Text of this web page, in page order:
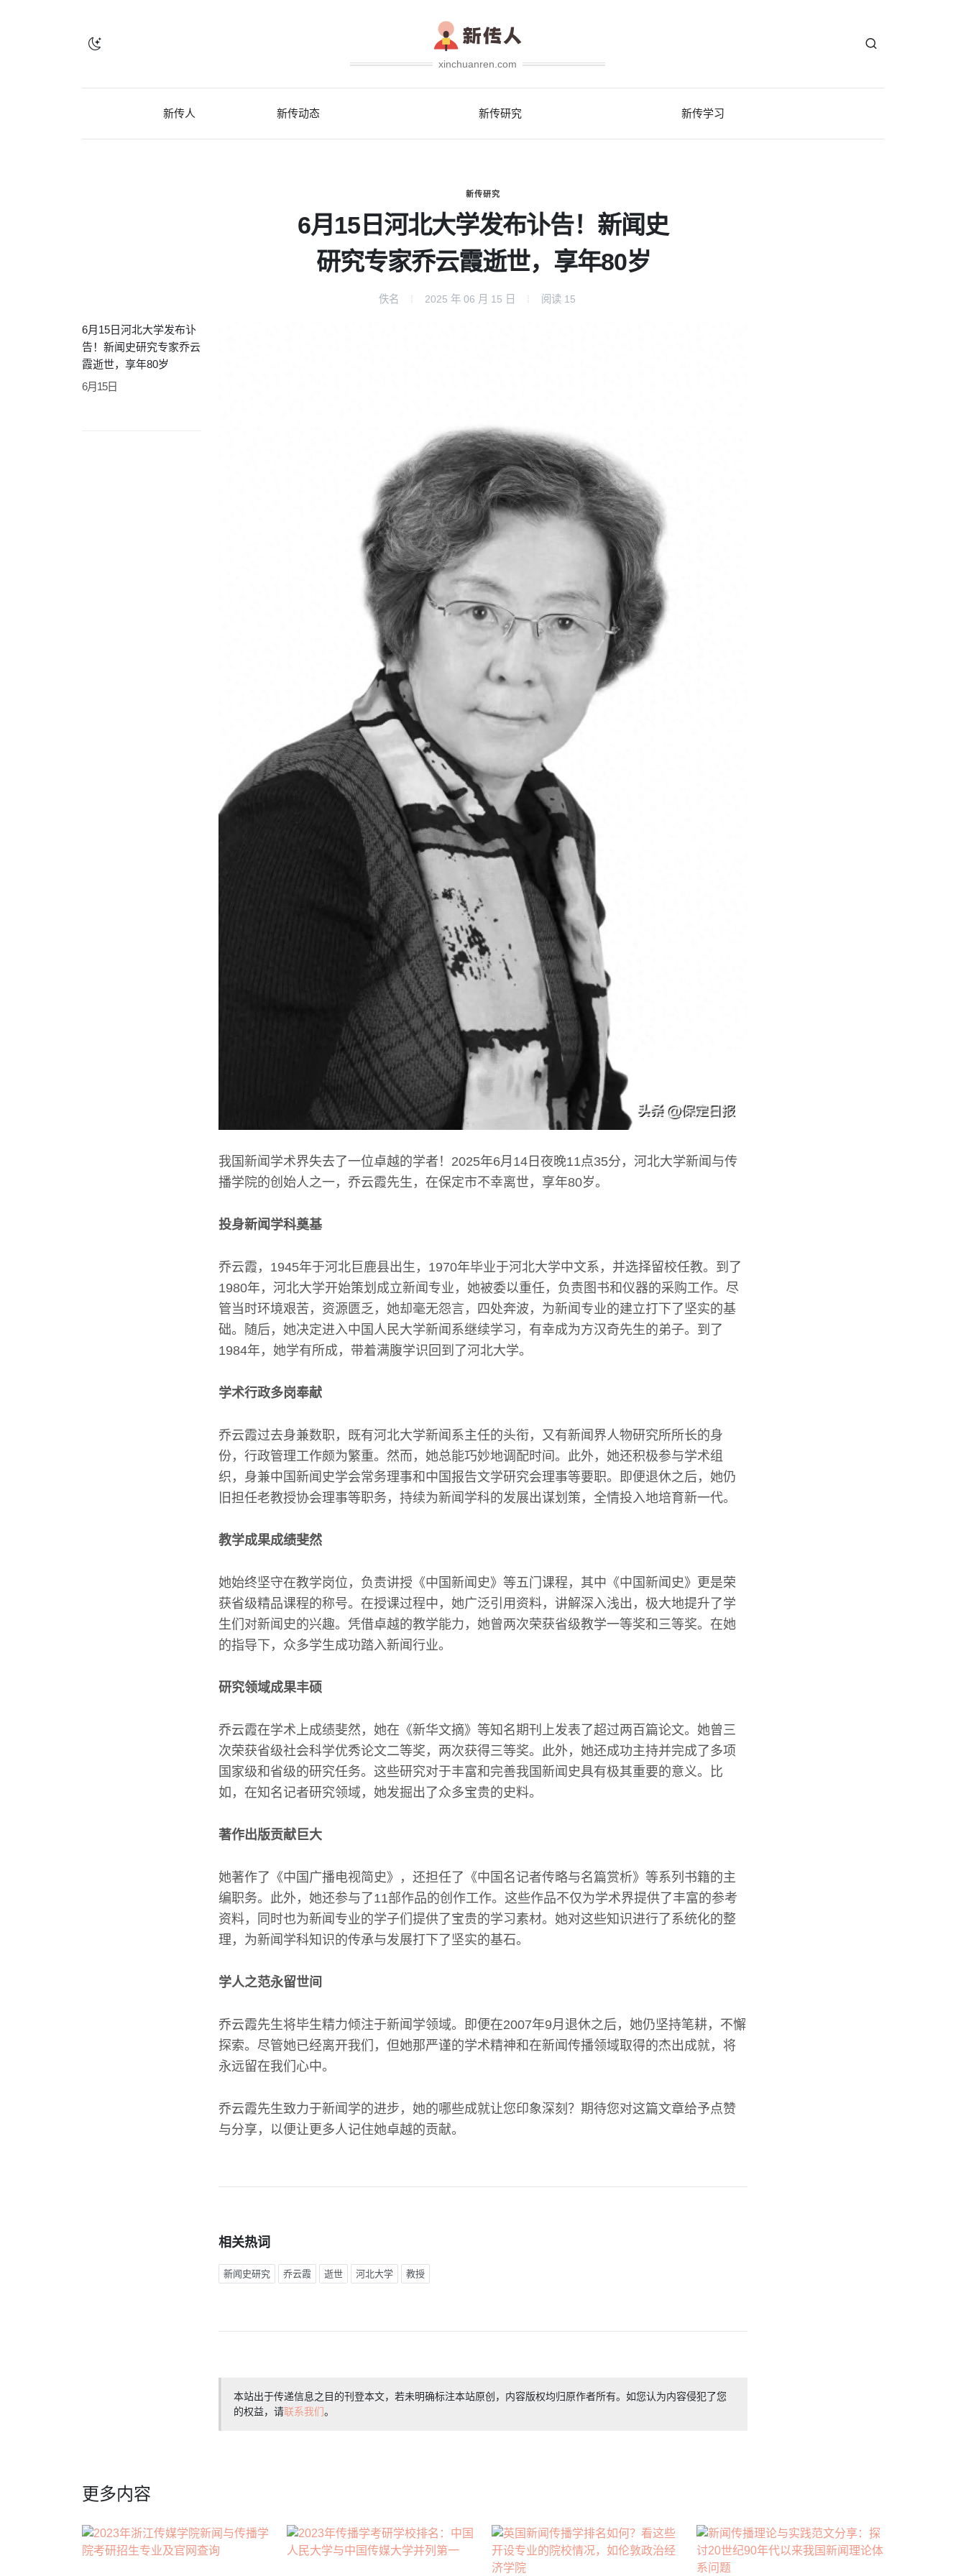
xinchuanren.com
新传人 新传动态 新传研究 新传学习
新传研究
6月15日河北大学发布讣告！新闻史
研究专家乔云霞逝世，享年80岁
佚名 2025 年 06 月 15 日 阅读 15
6月15日河北大学发布讣
告！新闻史研究专家乔云
霞逝世，享年80岁
6月15日
我国新闻学术界失去了一位卓越的学者！2025年6月14日夜晚11点35分，河北大学新闻与传
播学院的创始人之一，乔云霞先生，在保定市不幸离世，享年80岁。
投身新闻学科奠基
乔云霞，1945年于河北巨鹿县出生，1970年毕业于河北大学中文系，并选择留校任教。到了
1980年，河北大学开始策划成立新闻专业，她被委以重任，负责图书和仪器的采购工作。尽
管当时环境艰苦，资源匮乏，她却毫无怨言，四处奔波，为新闻专业的建立打下了坚实的基
础。随后，她决定进入中国人民大学新闻系继续学习，有幸成为方汉奇先生的弟子。到了
1984年，她学有所成，带着满腹学识回到了河北大学。
学术行政多岗奉献
乔云霞过去身兼数职，既有河北大学新闻系主任的头衔，又有新闻界人物研究所所长的身
份，行政管理工作颇为繁重。然而，她总能巧妙地调配时间。此外，她还积极参与学术组
织，身兼中国新闻史学会常务理事和中国报告文学研究会理事等要职。即便退休之后，她仍
旧担任老教授协会理事等职务，持续为新闻学科的发展出谋划策，全情投入地培育新一代。
教学成果成绩斐然
她始终坚守在教学岗位，负责讲授《中国新闻史》等五门课程，其中《中国新闻史》更是荣
获省级精品课程的称号。在授课过程中，她广泛引用资料，讲解深入浅出，极大地提升了学
生们对新闻史的兴趣。凭借卓越的教学能力，她曾两次荣获省级教学一等奖和三等奖。在她
的指导下，众多学生成功踏入新闻行业。
研究领域成果丰硕
乔云霞在学术上成绩斐然，她在《新华文摘》等知名期刊上发表了超过两百篇论文。她曾三
次荣获省级社会科学优秀论文二等奖，两次获得三等奖。此外，她还成功主持并完成了多项
国家级和省级的研究任务。这些研究对于丰富和完善我国新闻史具有极其重要的意义。比
如，在知名记者研究领域，她发掘出了众多宝贵的史料。
著作出版贡献巨大
她著作了《中国广播电视简史》，还担任了《中国名记者传略与名篇赏析》等系列书籍的主
编职务。此外，她还参与了11部作品的创作工作。这些作品不仅为学术界提供了丰富的参考
资料，同时也为新闻专业的学子们提供了宝贵的学习素材。她对这些知识进行了系统化的整
理，为新闻学科知识的传承与发展打下了坚实的基石。
学人之范永留世间
乔云霞先生将毕生精力倾注于新闻学领域。即便在2007年9月退休之后，她仍坚持笔耕，不懈
探索。尽管她已经离开我们，但她那严谨的学术精神和在新闻传播领域取得的杰出成就，将
永远留在我们心中。
乔云霞先生致力于新闻学的进步，她的哪些成就让您印象深刻？期待您对这篇文章给予点赞
与分享，以便让更多人记住她卓越的贡献。
相关热词
新闻史研究 乔云霞 逝世 河北大学 教授
本站出于传递信息之目的刊登本文，若未明确标注本站原创，内容版权均归原作者所有。如您认为内容侵犯了您
的权益，请联系我们。
更多内容